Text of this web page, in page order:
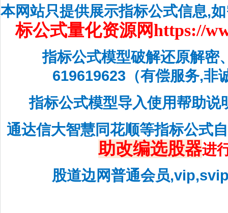
本网站只提供展示指标公式信息,
标公式量化资源网https://
指标公式模型破解还原解密
619619623（有偿服务,非
指标公式模型导入使用帮助说
通达信大智慧同花顺等指标公式
助改编选股器进
股道边网普通会员